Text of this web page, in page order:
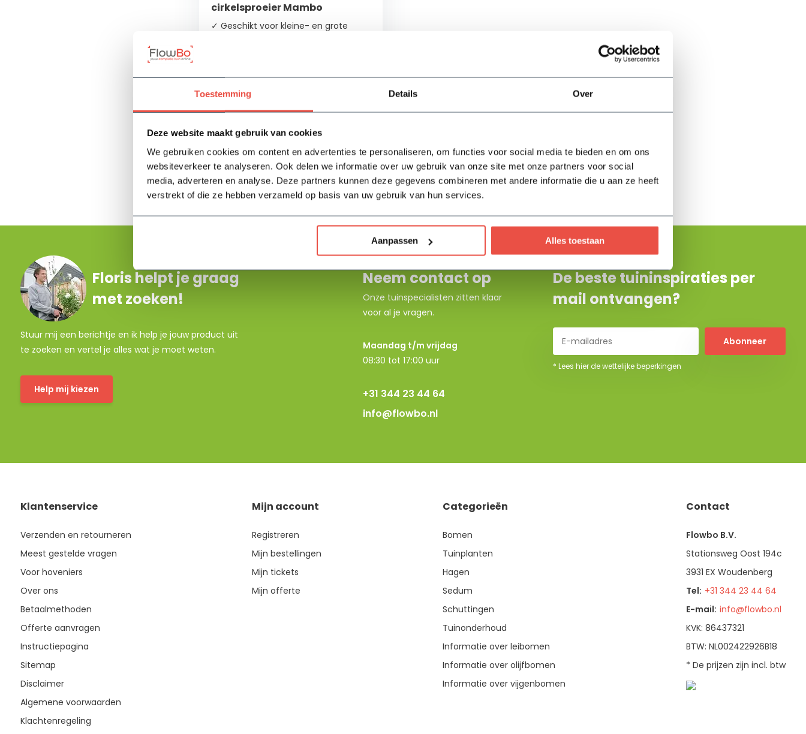
Toestemming Details Over
Deze website maakt gebruik van cookies
We gebruiken cookies om content en advertenties te personaliseren, om functies voor social media te bieden en om ons
websiteverkeer te analyseren. Ook delen we informatie over uw gebruik van onze site met onze partners voor social
media, adverteren en analyse. Deze partners kunnen deze gegevens combineren met andere informatie die u aan ze heeft
verstrekt of die ze hebben verzameld op basis van uw gebruik van hun services.
Aanpassen Alles toestaan
cirkelsproeier Mambo
✓ Geschikt voor kleine- en grote
✓ Nauwkeurige instelling van de
reikwijdte
Op voorraad
35,10 Bekijken
Floris helpt je graag
met zoeken!
Stuur mij een berichtje en ik help je jouw product uit
te zoeken en vertel je alles wat je moet weten.
Help mij kiezen
Neem contact op
Onze tuinspecialisten zitten klaar
voor al je vragen.
Maandag t/m vrijdag
08:30 tot 17:00 uur
+31 344 23 44 64
info@flowbo.nl
De beste tuininspiraties per
mail ontvangen?
Abonneer
* Lees hier de wettelijke beperkingen
Klantenservice
Verzenden en retourneren
Meest gestelde vragen
Voor hoveniers
Over ons
Betaalmethoden
Offerte aanvragen
Instructiepagina
Sitemap
Disclaimer
Algemene voorwaarden
Klachtenregeling
Mijn account
Registreren
Mijn bestellingen
Mijn tickets
Mijn offerte
Categorieën
Bomen
Tuinplanten
Hagen
Sedum
Schuttingen
Tuinonderhoud
Informatie over leibomen
Informatie over olijfbomen
Informatie over vijgenbomen
Contact
Flowbo B.V.
Stationsweg Oost 194c
3931 EX Woudenberg
Tel: +31 344 23 44 64
E-mail: info@flowbo.nl
KVK: 86437321
BTW: NL002422926B18
* De prijzen zijn incl. btw